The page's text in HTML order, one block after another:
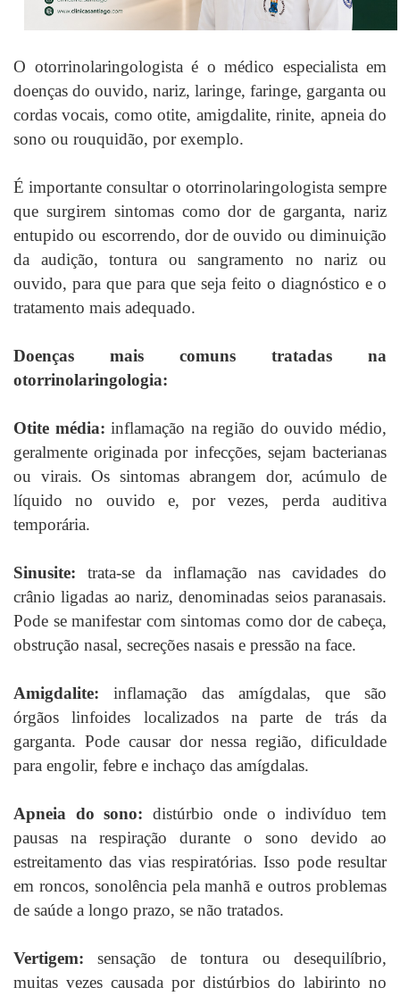
O otorrinolaringologista é o médico especialista em
doenças do ouvido, nariz, laringe, faringe, garganta ou
cordas vocais, como otite, amigdalite, rinite, apneia do
sono ou rouquidão, por exemplo.
É importante consultar o otorrinolaringologista sempre
que surgirem sintomas como dor de garganta, nariz
entupido ou escorrendo, dor de ouvido ou diminuição
da audição, tontura ou sangramento no nariz ou
ouvido, para que para que seja feito o diagnóstico e o
tratamento mais adequado.
Doenças mais comuns tratadas na
otorrinolaringologia:
Otite média:inflamação na região do ouvido médio,
geralmente originada por infecções, sejam bacterianas
ou virais. Os sintomas abrangem dor, acúmulo de
líquido no ouvido e, por vezes, perda auditiva
temporária.
Sinusite: trata-se da inflamação nas cavidades do
crânio ligadas ao nariz, denominadas seios paranasais.
Pode se manifestar com sintomas como dor de cabeça,
obstrução nasal, secreções nasais e pressão na face.
Amigdalite: inflamação das amígdalas, que são
órgãos linfoides localizados na parte de trás da
garganta. Pode causar dor nessa região, dificuldade
para engolir, febre e inchaço das amígdalas.
Apneia do sono: distúrbio onde o indivíduo tem
pausas na respiração durante o sono devido ao
estreitamento das vias respiratórias. Isso pode resultar
em roncos, sonolência pela manhã e outros problemas
de saúde a longo prazo, se não tratados.
Vertigem: sensação de tontura ou desequilíbrio,
muitas vezes causada por distúrbios do labirinto no